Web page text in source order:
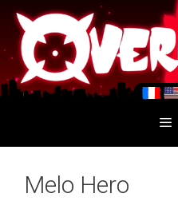
Aller
au
contenu
Aller
au
contenu
Melo Hero